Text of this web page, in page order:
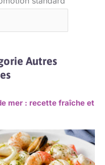
Autres
mer : recette fraîche et